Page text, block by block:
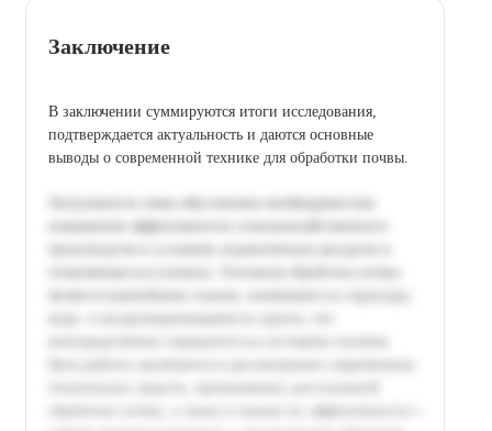
Заключение
В заключении суммируются итоги исследования,
подтверждается актуальность и даются основные
выводы о современной технике для обработки почвы.